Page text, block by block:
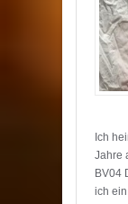
Ich
Jahre
BV04
ich